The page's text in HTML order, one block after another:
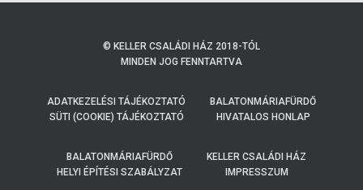
© KELLER CSALÁDI HÁZ 2018-TÓL
MINDEN JOG FENNTARTVA
ADATKEZELÉSI TÁJÉKOZTATÓ
SÜTI (COOKIE) TÁJÉKOZTATÓ
BALATONMÁRIAFÜRDŐ
HIVATALOS HONLAP
BALATONMÁRIAFÜRDŐ
HELYI ÉPÍTÉSI SZABÁLYZAT
KELLER CSALÁDI HÁZ
IMPRESSZUM